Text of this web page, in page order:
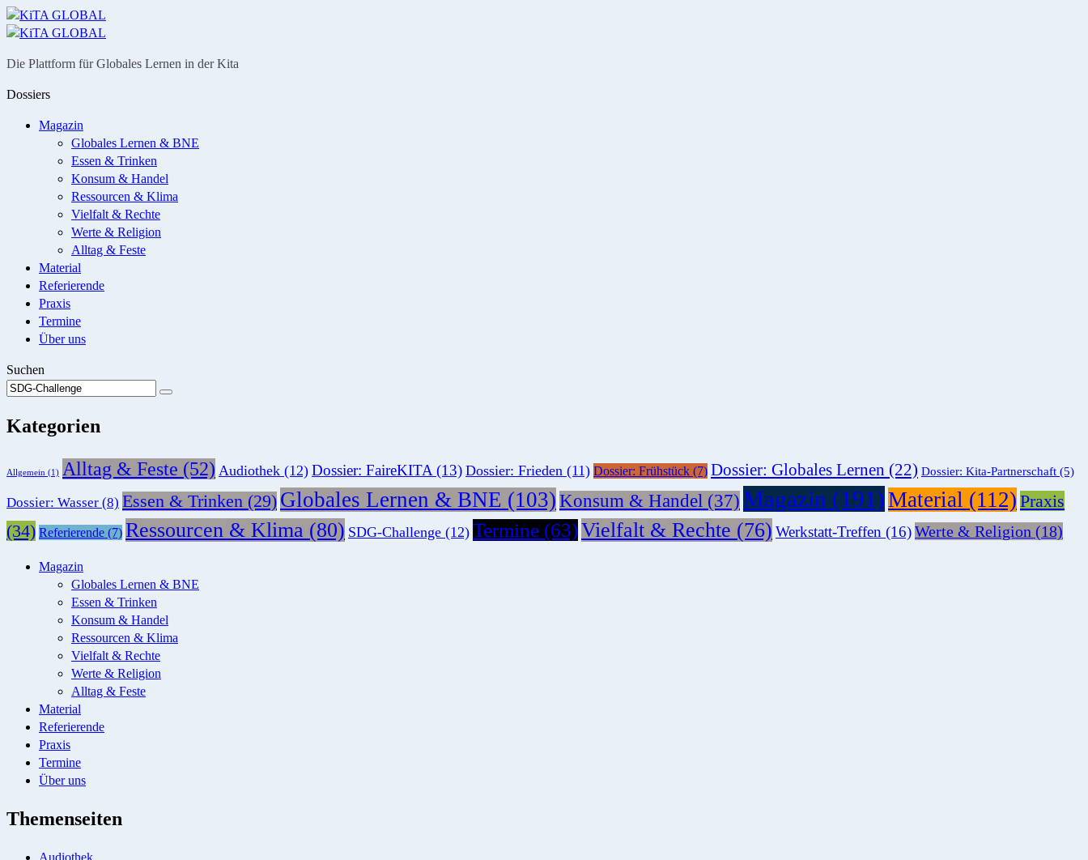
Menü
Suche
Die Plattform für Globales Lernen in der Kita
Dossiers
Magazin
Globales Lernen & BNE
Essen & Trinken
Konsum & Handel
Ressourcen & Klima
Vielfalt & Rechte
Werte & Religion
Alltag & Feste
Material
Referierende
Praxis
Termine
Über uns
Suchen
Suchen
nach:
Suche
Kategorien
Allgemein (1) Alltag & Feste (52) Audiothek (12) Dossier: FaireKITA (13) Dossier: Frieden (11) Dossier: Frühstück (7) Dossier: Globales Lernen (22) Dossier: Kita-Partnerschaft (5)
Dossier: Wasser (8) Essen & Trinken (29) Globales Lernen & BNE (103) Konsum & Handel (37) Magazin (191)Material (112) Praxis
(34) Referierende (7) Ressourcen & Klima (80) SDG-Challenge (12) Termine (63)Vielfalt & Rechte (76) Werkstatt-Treffen (16)Werte & Religion (18)
Magazin
Globales Lernen & BNE
Essen & Trinken
Konsum & Handel
Ressourcen & Klima
Vielfalt & Rechte
Werte & Religion
Alltag & Feste
Material
Referierende
Praxis
Termine
Über uns
Themenseiten
Audiothek